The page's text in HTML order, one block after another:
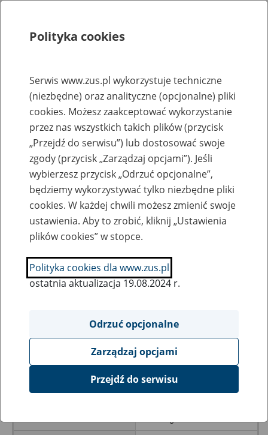
Rejestry, ewidencje i archiwa
Baza zlikwidowanych lub
przekształconych zakładów pracy
Nazwa zakładu pracy:
SZUKAJ
Ukryj wszystkie pozycje bazy
Krakowskie Zakłady Papiernicze
Polityka cookies
Serwis www.zus.pl wykorzystuje techniczne
(niezbędne) oraz analityczne (opcjonalne) pliki
cookies. Możesz zaakceptować wykorzystanie
przez nas wszystkich takich plików (przycisk
„Przejdź do serwisu”) lub dostosować swoje
zgody (przycisk „Zarządzaj opcjami”). Jeśli
wybierzesz przycisk „Odrzuć opcjonalne”,
będziemy wykorzystywać tylko niezbędne pliki
cookies. W każdej chwili możesz zmienić swoje
ustawienia. Aby to zrobić, kliknij „Ustawienia
plików cookies” w stopce.
Polityka cookies dla www.zus.pl
ostatnia aktualizacja 19.08.2024 r.
Odrzuć opcjonalne
Zarządzaj opcjami
Przejdź do serwisu